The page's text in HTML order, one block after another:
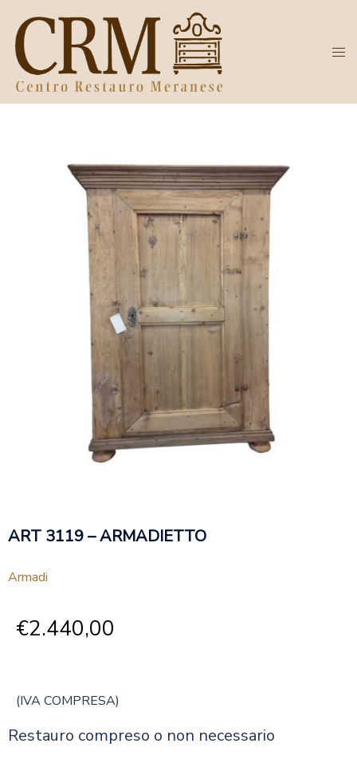
ART 3119 – ARMADIETTO
Armadi
€2.440,00
(IVA COMPRESA)
Restauro compreso o non necessario